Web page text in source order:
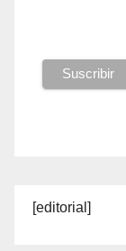
[editorial]